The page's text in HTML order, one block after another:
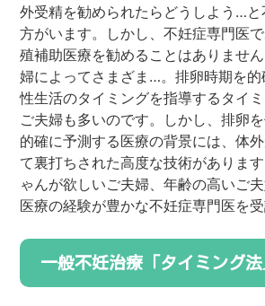
外受精を勧められたらどうしよう…と
方がいます。しかし、不妊症専門医
殖補助医療を勧めることはありませ
婦によってさまざま…。排卵時期を
性生活のタイミングを指導するタイ
ご夫婦も多いのです。しかし、排卵
的確に予測する医療の背景には、体
て裏打ちされた高度な技術がありま
ゃんが欲しいご夫婦、年齢の高いご
医療の経験が豊かな不妊症専門医を受
一般不妊治療「タイミング